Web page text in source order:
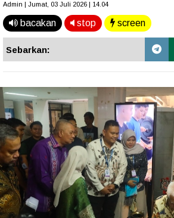
Admin | Jumat, 03 Juli 2026 | 14.04
bacakan stop screen
Sebarkan: